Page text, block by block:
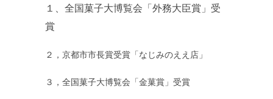
１、全国菓子大博覧会「外務大臣賞」受
賞
２，京都市市長賞受賞「なじみのええ店」
３，全国菓子大博覧会「金菓賞」受賞